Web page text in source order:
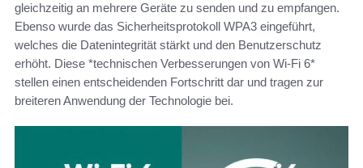
gleichzeitig an mehrere Geräte zu senden und zu empfangen.
Ebenso wurde das Sicherheitsprotokoll WPA3 eingeführt,
welches die Datenintegrität stärkt und den Benutzerschutz
erhöht. Diese *technischen Verbesserungen von Wi-Fi 6*
stellen einen entscheidenden Fortschritt dar und tragen zur
breiteren Anwendung der Technologie bei.